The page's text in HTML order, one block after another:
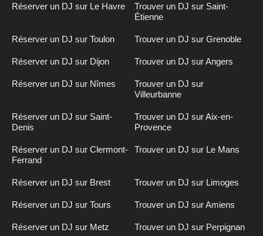
Réserver un DJ sur Le Havre
Trouver un DJ sur Saint-
Étienne
Réserver un DJ sur Toulon Trouver un DJ sur Grenoble
Réserver un DJ sur Dijon Trouver un DJ sur Angers
Réserver un DJ sur Nîmes
Trouver un DJ sur
Villeurbanne
Réserver un DJ sur Saint-
Denis
Trouver un DJ sur Aix-en-
Provence
Réserver un DJ sur Clermont-
Ferrand
Trouver un DJ sur Le Mans
Réserver un DJ sur Brest Trouver un DJ sur Limoges
Réserver un DJ sur Tours Trouver un DJ sur Amiens
Réserver un DJ sur Metz Trouver un DJ sur Perpignan